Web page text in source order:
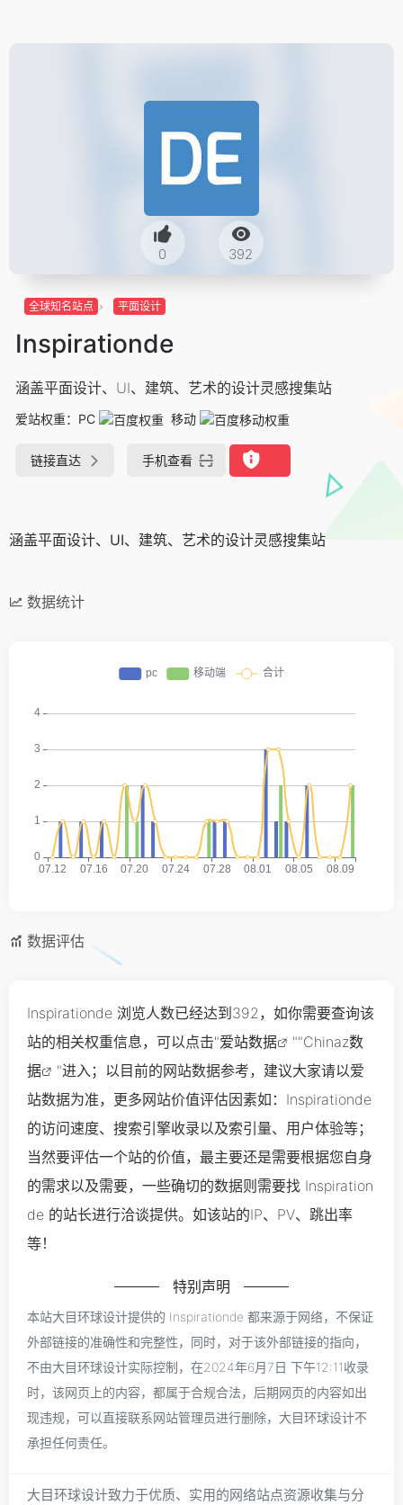
0 392
全球知名站点 平面设计
Inspirationde
涵盖平面设计、UI、建筑、艺术的设计灵感搜集站
爱站权重： PC 移动
链接直达 手机查看
涵盖平面设计、UI、建筑、艺术的设计灵感搜集站
数据统计
数据评估
Inspirationde 浏览人数已经达到392，如你需要查询该
站的相关权重信息，可以点击"爱站数据 ""Chinaz数
据
"进入；以目前的网站数据参考，建议大家请以爱
站数据为准，更多网站价值评估因素如：Inspirationde
的访问速度、搜索引擎收录以及索引量、用户体验等；
当然要评估一个站的价值，最主要还是需要根据您自身
的需求以及需要，一些确切的数据则需要找 Inspiration
de 的站长进行洽谈提供。如该站的IP、PV、跳出率
等！
特别声明
本站大目环球设计提供的 Inspirationde 都来源于网络，不保证
外部链接的准确性和完整性，同时，对于该外部链接的指向，
不由大目环球设计实际控制，在2024年6月7日 下午12:11收录
时，该网页上的内容，都属于合规合法，后期网页的内容如出
现违规，可以直接联系网站管理员进行删除，大目环球设计不
承担任何责任。
大目环球设计致力于优质、实用的网络站点资源收集与分